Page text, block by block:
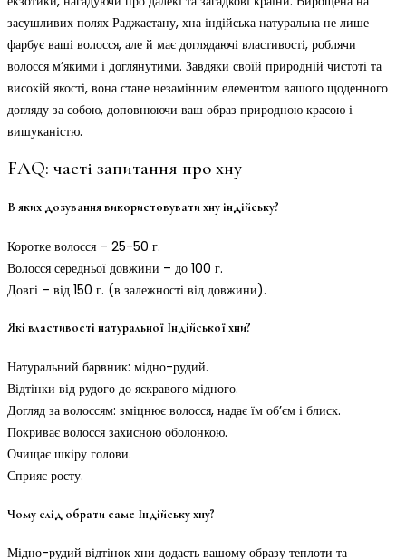
засушливих полях Раджастану, хна індійська натуральна не лише
фарбує ваші волосся, але й має доглядаючі властивості, роблячи
волосся м’якими і доглянутими. Завдяки своїй природній чистоті та
високій якості, вона стане незамінним елементом вашого щоденного
догляду за собою, доповнюючи ваш образ природною красою і
вишуканістю.
FAQ: часті запитання про хну
В яких дозування використовувати хну індійську?
Коротке волосся – 25-50 г.
Волосся середньої довжини – до 100 г.
Довгі – від 150 г. (в залежності від довжини).
Які властивості натуральної Індійської хни?
Натуральний барвник: мідно-рудий.
Відтінки від рудого до яскравого мідного.
Догляд за волоссям: зміцнює волосся, надає їм об’єм і блиск.
Покриває волосся захисною оболонкою.
Очищає шкіру голови.
Сприяє росту.
Чому слід обрати саме Індійську хну?
Мідно-рудий відтінок хни додасть вашому образу теплоти та